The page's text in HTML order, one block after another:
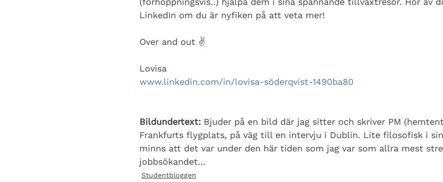
LinkedIn om du är nyfiken på att veta mer!
Over and out ✌
Lovisa
www.linkedin.com/in/lovisa-söderqvist-1490ba80
Bildundertext: Bjuder på en bild där jag sitter och skriver PM
Frankfurts flygplats, på väg till en intervju i Dublin. Lite filosofisk i
minns att det var under den här tiden som jag var som allra mest
jobbsökandet…
Studentbloggen